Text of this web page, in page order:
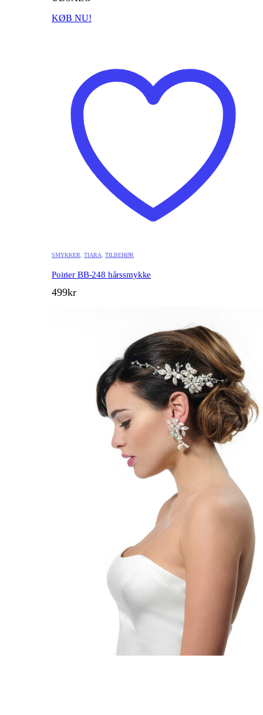
KØB NU!
SMYKKER TIARA TILBEHØR
Poirier BB-248 hårssmykke
499kr